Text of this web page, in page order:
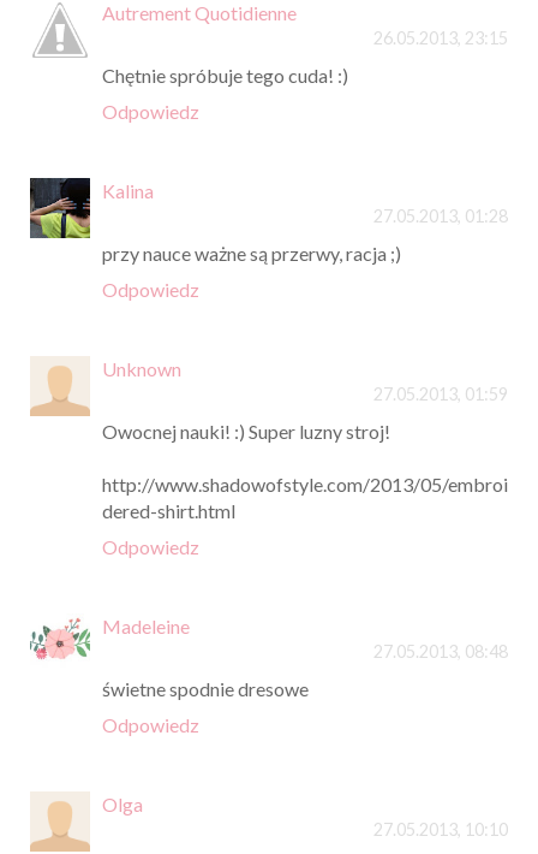
Autrement Quotidienne
26.05.2013, 23:15
Chętnie spróbuje tego cuda! :)
Odpowiedz
Kalina
27.05.2013, 01:28
przy nauce ważne są przerwy, racja ;)
Odpowiedz
Unknown
27.05.2013, 01:59
Owocnej nauki! :) Super luzny stroj!
http://www.shadowofstyle.com/2013/05/embroi
dered-shirt.html
Odpowiedz
Madeleine
27.05.2013, 08:48
świetne spodnie dresowe
Odpowiedz
Olga
27.05.2013, 10:10